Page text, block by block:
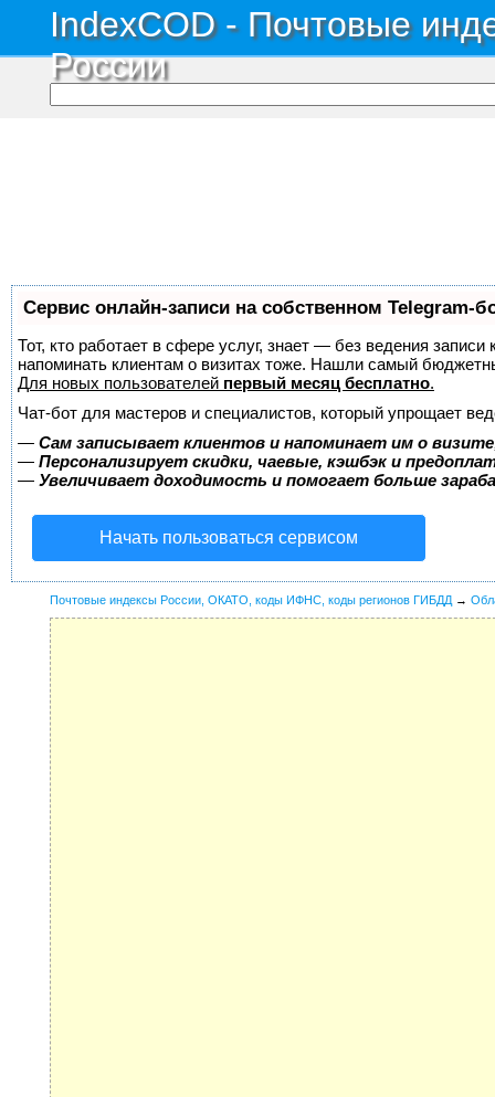
IndexCOD - Почтовые
России
Сервис онлайн-записи на собственном Telegram-
Тот, кто работает в сфере услуг, знает — без ведения
напоминать клиентам о визитах тоже. Нашли самый
Для новых пользователей первый месяц бесплатно.
Чат-бот для мастеров и специалистов, который упрощает
— Сам записывает клиентов и напоминает им о
— Персонализирует скидки, чаевые, кэшбэк и
— Увеличивает доходимость и помогает больше
Начать пользоваться сервисом
Почтовые индексы России, ОКАТО, коды ИФНС, коды регионов ГИБДД →